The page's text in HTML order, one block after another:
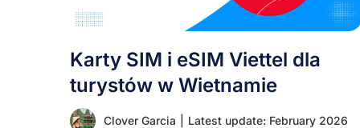
Karty SIM i eSIM Viettel dla
turystów w Wietnamie
Clover Garcia Latest update: February 2026